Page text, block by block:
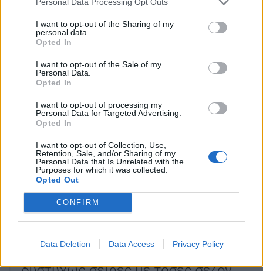
I want to opt-out of the Sharing of my
personal data.
Opted In
I want to opt-out of the Sale of my
Personal Data.
Opted In
I want to opt-out of processing my
Personal Data for Targeted Advertising.
Opted In
I want to opt-out of Collection, Use,
Retention, Sale, and/or Sharing of my
Personal Data that Is Unrelated with the
Purposes for which it was collected.
Opted Out
CONFIRM
Data Deletion Data Access Privacy Policy
Άλλοι σχολίασαν τις συνήθειες των δικών τους
ανθρώπων, αναφέροντας ότι οι μητέρες τους
ήδη λυπούνται για το τέλος της σειράς, αλλά
ανυπομονούν για την επόμενη παραγωγή του
Αντρέα Γεωργίου, τις Μπλε Ώρες.